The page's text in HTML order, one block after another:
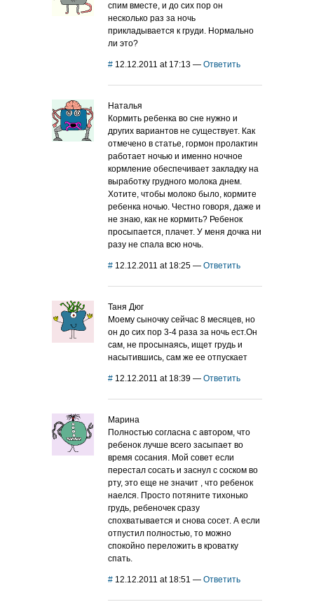
спим вместе, и до сих пор он
несколько раз за ночь
прикладывается к груди. Нормально
ли это?
# 12.12.2011 at 17:13 — Ответить
Наталья
Кормить ребенка во сне нужно и
других вариантов не существует. Как
отмечено в статье, гормон пролактин
работает ночью и именно ночное
кормление обеспечивает закладку на
выработку грудного молока днем.
Хотите, чтобы молоко было, кормите
ребенка ночью. Честно говоря, даже и
не знаю, как не кормить? Ребенок
просыпается, плачет. У меня дочка ни
разу не спала всю ночь.
# 12.12.2011 at 18:25 — Ответить
Таня Дюг
Моему сыночку сейчас 8 месяцев, но
он до сих пор 3-4 раза за ночь ест.Он
сам, не просынаясь, ищет грудь и
насытившись, сам же ее отпускает
# 12.12.2011 at 18:39 — Ответить
Марина
Полностью согласна с автором, что
ребенок лучше всего засыпает во
время сосания. Мой совет если
перестал сосать и заснул с соском во
рту, это еще не значит , что ребенок
наелся. Просто потяните тихонько
грудь, ребеночек сразу
спохватывается и снова сосет. А если
отпустил полностью, то можно
спокойно переложить в кроватку
спать.
# 12.12.2011 at 18:51 — Ответить